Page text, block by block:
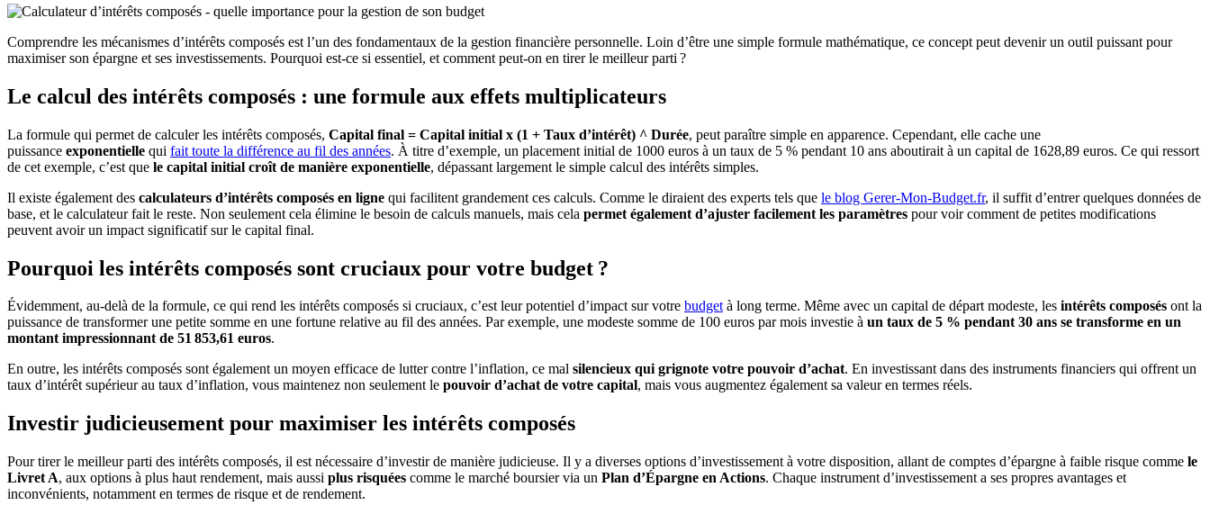
Comprendre les mécanismes d’intérêts composés est l’un des fondamentaux de la gestion financière personnelle. Loin d’être une simple formule mathématique, ce concept peut devenir un outil puissant pour
maximiser son épargne et ses investissements. Pourquoi est-ce si essentiel, et comment peut-on en tirer le meilleur parti ?
Le calcul des intérêts composés : une formule aux effets multiplicateurs
La formule qui permet de calculer les intérêts composés, Capital final = Capital initial x (1 + Taux d’intérêt) ^ Durée, peut paraître simple en apparence. Cependant, elle cache une
puissance exponentielle qui fait toute la différence au fil des années. À titre d’exemple, un placement initial de 1000 euros à un taux de 5 % pendant 10 ans aboutirait à un capital de 1628,89 euros. Ce qui ressort
de cet exemple, c’est que le capital initial croît de manière exponentielle, dépassant largement le simple calcul des intérêts simples.
Il existe également des calculateurs d’intérêts composés en ligne qui facilitent grandement ces calculs. Comme le diraient des experts tels que le blog Gerer-Mon-Budget.fr, il suffit d’entrer quelques données de
base, et le calculateur fait le reste. Non seulement cela élimine le besoin de calculs manuels, mais cela permet également d’ajuster facilement les paramètres pour voir comment de petites modifications
peuvent avoir un impact significatif sur le capital final.
Pourquoi les intérêts composés sont cruciaux pour votre budget ?
Évidemment, au-delà de la formule, ce qui rend les intérêts composés si cruciaux, c’est leur potentiel d’impact sur votre budgetà long terme. Même avec un capital de départ modeste, les intérêts composés ont la
puissance de transformer une petite somme en une fortune relative au fil des années. Par exemple, une modeste somme de 100 euros par mois investie à un taux de 5 % pendant 30 ans se transforme en un
montant impressionnant de 51 853,61 euros.
En outre, les intérêts composés sont également un moyen efficace de lutter contre l’inflation, ce mal silencieux qui grignote votre pouvoir d’achat. En investissant dans des instruments financiers qui offrent un
taux d’intérêt supérieur au taux d’inflation, vous maintenez non seulement le pouvoir d’achat de votre capital, mais vous augmentez également sa valeur en termes réels.
Investir judicieusement pour maximiser les intérêts composés
Pour tirer le meilleur parti des intérêts composés, il est nécessaire d’investir de manière judicieuse. Il y a diverses options d’investissement à votre disposition, allant de comptes d’épargne à faible risque comme le
Livret A, aux options à plus haut rendement, mais aussi plus risquées comme le marché boursier via un Plan d’Épargne en Actions. Chaque instrument d’investissement a ses propres avantages et
inconvénients, notamment en termes de risque et de rendement.